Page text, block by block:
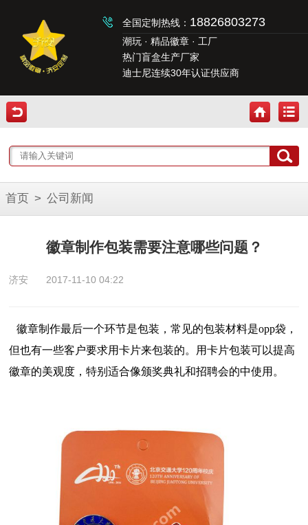
全国定制热线： 18826803273
潮玩 · 精品徽章 · 工厂
热门盲盒生产厂家
迪士尼连续30年认证供应商
首页 > 公司新闻
徽章制作包装需要注意哪些问题？
济安 2017-11-10 04:22
徽章制作最后一个环节是包装，常见的包装材料是opp袋，
但也有一些客户要求用卡片来包装的。用卡片包装可以提高
徽章的美观度，特别适合像颁奖典礼和招聘会的中使用。